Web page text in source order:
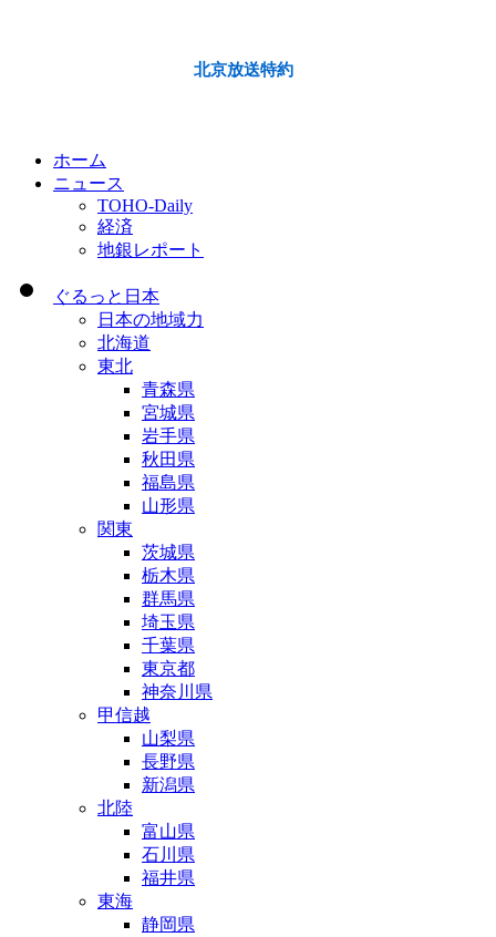
北京放送特約
ホーム
ニュース
TOHO-Daily
経済
地銀レポート
ぐるっと日本
日本の地域力
北海道
東北
青森県
宮城県
岩手県
秋田県
福島県
山形県
関東
茨城県
栃木県
群馬県
埼玉県
千葉県
東京都
神奈川県
甲信越
山梨県
長野県
新潟県
北陸
富山県
石川県
福井県
東海
静岡県